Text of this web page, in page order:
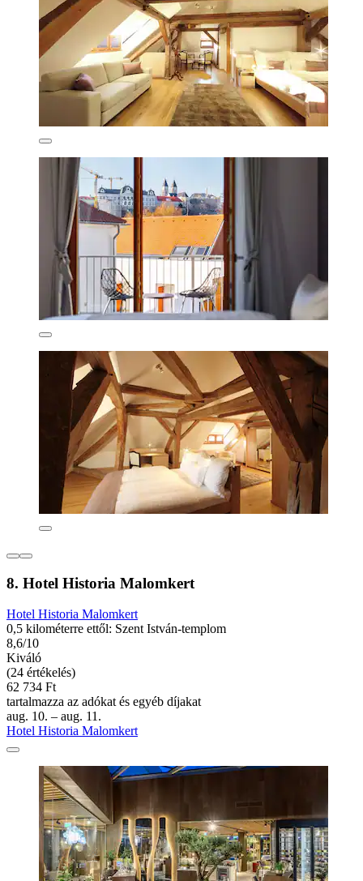
8. Hotel Historia Malomkert
Hotel Historia Malomkert
0,5 kilométerre ettől: Szent István-templom
8,6/10
Kiváló
(24 értékelés)
62 734 Ft
tartalmazza az adókat és egyéb díjakat
aug. 10. – aug. 11.
Hotel Historia Malomkert